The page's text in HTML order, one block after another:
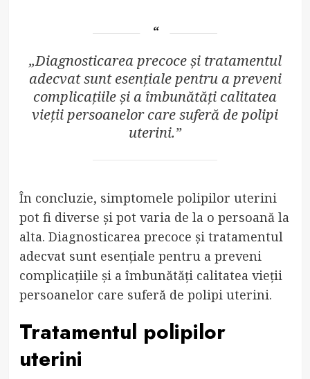
„Diagnosticarea precoce și tratamentul
adecvat sunt esențiale pentru a preveni
complicațiile și a îmbunătăți calitatea
vieții persoanelor care suferă de polipi
uterini.”
În concluzie, simptomele polipilor uterini
pot fi diverse și pot varia de la o persoană la
alta. Diagnosticarea precoce și tratamentul
adecvat sunt esențiale pentru a preveni
complicațiile și a îmbunătăți calitatea vieții
persoanelor care suferă de polipi uterini.
Tratamentul polipilor
uterini